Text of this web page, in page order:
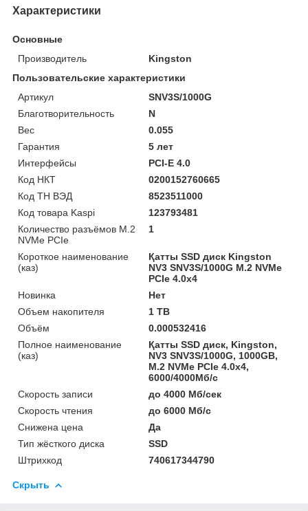
Характеристики
Основные
Производитель
Kingston
Пользовательские характеристики
Артикул
SNV3S/1000G
Благотворительность
N
Вес
0.055
Гарантия
5 лет
Интерфейсы
PCI-E 4.0
Код НКТ
0200152760665
Код ТН ВЭД
8523511000
Код товара Kaspi
123793481
Количество разъёмов M.2
NVMe PCIe
1
Короткое наименование
(каз)
Қатты SSD диск Kingston
NV3 SNV3S/1000G M.2 NVMe
PCIe 4.0x4
Новинка
Нет
Объем накопителя
1 TB
Объём
0.000532416
Полное наименование
(каз)
Қатты SSD диск, Kingston,
NV3 SNV3S/1000G, 1000GB,
M.2 NVMe PCIe 4.0x4,
6000/4000Мб/с
Скорость записи
до 4000 Мб/сек
Скорость чтения
до 6000 Мб/с
Снижена цена
Да
Тип жёсткого диска
SSD
Штрихкод
740617344790
Скрыть